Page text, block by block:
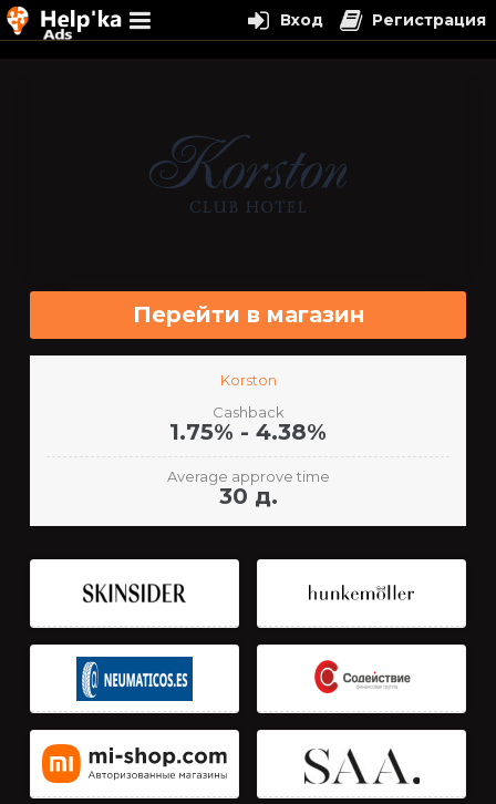
Перейти в магазин
Korston
Cashback
1.75% - 4.38%
Average approve time
30 д.
Вход Регистрация